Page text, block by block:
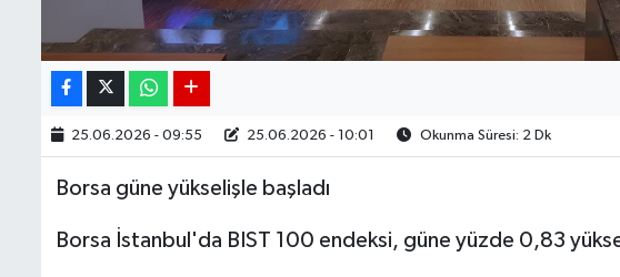
25.06.2026 - 09:55 25.06.2026 - 10:01 Okunma Süresi: 2 Dk
Borsa güne yükselişle başladı
Borsa İstanbul'da BIST 100 endeksi, güne yüzde 0,83
Hakkımızda
İletişim